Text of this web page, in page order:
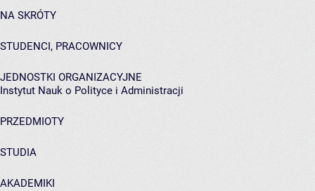
NA SKRÓTY
STUDENCI, PRACOWNICY
JEDNOSTKI ORGANIZACYJNE
Instytut Nauk o Polityce i Administracji
PRZEDMIOTY
STUDIA
AKADEMIKI